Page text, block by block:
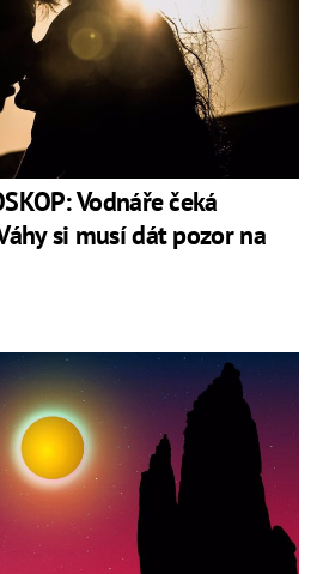
Vodnáře čeká
si musí dát pozor na